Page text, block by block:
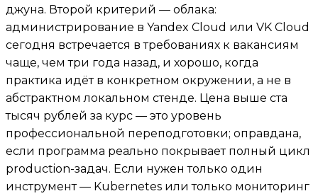
джуна. Второй критерий — облака:
администрирование в Yandex Cloud или VK Cloud
сегодня встречается в требованиях к вакансиям
чаще, чем три года назад, и хорошо, когда
практика идёт в конкретном окружении, а не в
абстрактном локальном стенде. Цена выше ста
тысяч рублей за курс — это уровень
профессиональной переподготовки; оправдана,
если программа реально покрывает полный цикл
production-задач. Если нужен только один
инструмент — Kubernetes или только мониторинг